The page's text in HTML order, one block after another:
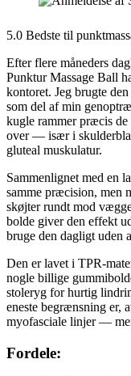
5.0 Bedste til
Efter flere måneders
Punktur Massage Ball
kontoret. Jeg brugte
som del af min
kugle rammer præcis
over — især i
gluteal muskulatur.
Sammenlignet med en
samme præcision, men
skøjter rundt mod
bolde giver den effekt
bruge den dagligt uden
Den er lavet i TPR-
nogle billige
stoleryg for hurtig
eneste begrænsning er,
myofasciale linjer —
Fordele: